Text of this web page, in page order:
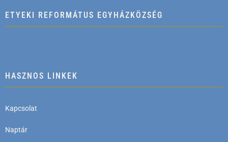
ETYEKI REFORMÁTUS EGYHÁZKÖZSÉG
HASZNOS LINKEK
Kapcsolat
Naptár